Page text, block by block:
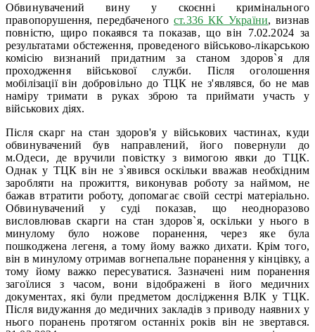
Обвинувачений вину у скоєнні кримінального
правопорушення, передбаченогост.336 КК України, визнав
повністю, щиро покаявся та показав, що він 7.02.2024 за
результатами обстеження, проведеного військово-лікарською
комісію визнаний придатним за станом здоров`я для
проходження військової служби. Після оголошення
мобілізації він добровільно до ТЦК не з'являвся, бо не мав
наміру тримати в руках зброю та приймати участь у
військових діях.
Після скарг на стан здоров'я у військових частинах, куди
обвинувачений був направлений, його повернули до
м.Одеси, де вручили повістку з вимогою явки до ТЦК.
Однак у ТЦК він не з`явився оскільки вважав необхідним
заробляти на прожиття, виконував роботу за наймом, не
бажав втратити роботу, допомагає своїй сестрі матеріально.
Обвинувачений у суді показав, що неодноразово
висловлював скарги на стан здоров`я, оскільки у нього в
минулому було ножове поранення, через яке була
пошкоджена легеня, а тому йому важко дихати. Крім того,
він в минулому отримав вогнепальне поранення у кінцівку, а
тому йому важко пересуватися. Зазначені ним поранення
загоїлися з часом, вони відображені в його медичних
документах, які були предметом дослідження ВЛК у ТЦК.
Після видужання до медичних закладів з приводу наявних у
нього поранень протягом останніх років він не звертався.